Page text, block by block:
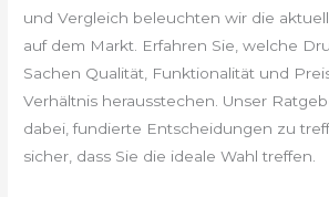
und Vergleich beleuchten wir die
auf dem Markt. Erfahren Sie, welche
Sachen Qualität, Funktionalität und
Verhältnis herausstechen. Unser
dabei, fundierte Entscheidungen zu
sicher, dass Sie die ideale Wahl treffen.